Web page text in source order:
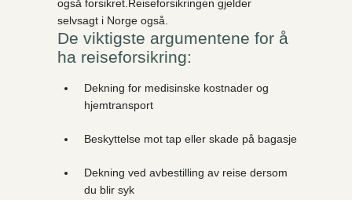
også forsikret.Reiseforsikringen gjelder
selvsagt i Norge også.
De viktigste argumentene for å
ha reiseforsikring:
Dekning for medisinske kostnader og
hjemtransport
Beskyttelse mot tap eller skade på bagasje
Dekning ved avbestilling av reise dersom
du blir syk